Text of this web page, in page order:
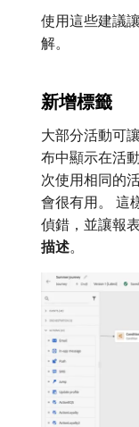
使用這些建議
解。
新增標籤
大部分活動可
布中顯示在活
次使用相同的
會很有用。 這
偵錯，並讓報
描述。